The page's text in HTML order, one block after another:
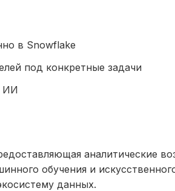
в Snowflake
под конкретные задачи
ИИ
аналитические
обучения и
данных.